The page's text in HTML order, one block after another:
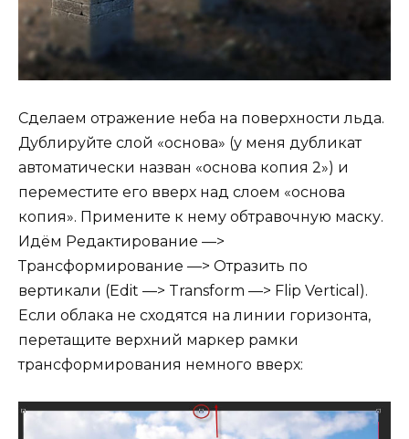
Сделаем отражение неба на поверхности льда.
Дублируйте слой «основа» (у меня дубликат
автоматически назван «основа копия 2») и
переместите его вверх над слоем «основа
копия». Примените к нему обтравочную маску.
Идём Редактирование —>
Трансформирование —> Отразить по
вертикали (Edit —> Transform —> Flip Vertical).
Если облака не сходятся на линии горизонта,
перетащите верхний маркер рамки
трансформирования немного вверх: